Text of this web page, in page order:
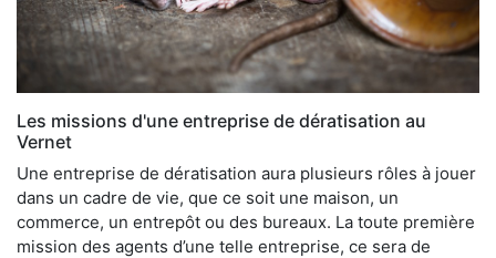
Les missions d'une entreprise de dératisation au
Vernet
Une entreprise de dératisation aura plusieurs rôles à jouer
dans un cadre de vie, que ce soit une maison, un
commerce, un entrepôt ou des bureaux. La toute première
mission des agents d’une telle entreprise, ce sera de